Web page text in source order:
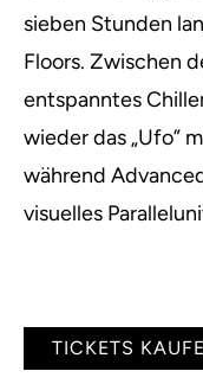
sieben Stunden
Floors. Zwischen
entspanntes
wieder das „Ufo”
während
visuelles
TICKETS